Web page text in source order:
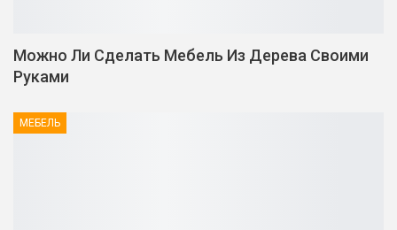
Можно Ли Сделать Мебель Из Дерева Своими
Руками
МЕБЕЛЬ